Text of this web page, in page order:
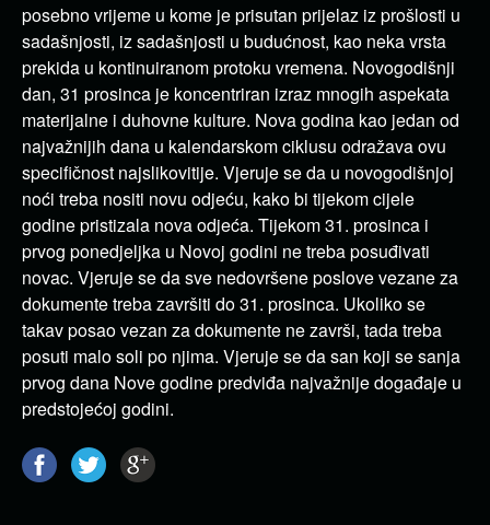
posebno vrijeme u kome je prisutan prijelaz iz prošlosti u
sadašnjosti, iz sadašnjosti u budućnost, kao neka vrsta
prekida u kontinuiranom protoku vremena. Novogodišnji
dan, 31 prosinca je koncentriran izraz mnogih aspekata
materijalne i duhovne kulture. Nova godina kao jedan od
najvažnijih dana u kalendarskom ciklusu odražava ovu
specifičnost najslikovitije. Vjeruje se da u novogodišnjoj
noći treba nositi novu odjeću, kako bi tijekom cijele
godine pristizala nova odjeća. Tijekom 31. prosinca i
prvog ponedjeljka u Novoj godini ne treba posuđivati
novac. Vjeruje se da sve nedovršene poslove vezane za
dokumente treba završiti do 31. prosinca. Ukoliko se
takav posao vezan za dokumente ne završi, tada treba
posuti malo soli po njima. Vjeruje se da san koji se sanja
prvog dana Nove godine predviđa najvažnije događaje u
predstojećoj godini.